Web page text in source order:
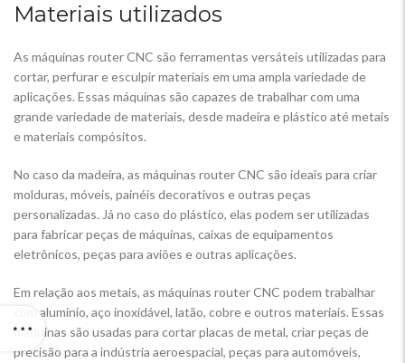
Materiais utilizados
As máquinas router CNC são ferramentas versáteis utilizadas para
cortar, perfurar e esculpir materiais em uma ampla variedade de
aplicações. Essas máquinas são capazes de trabalhar com uma
grande variedade de materiais, desde madeira e plástico até metais
e materiais compósitos.
No caso da madeira, as máquinas router CNC são ideais para criar
molduras, móveis, painéis decorativos e outras peças
personalizadas. Já no caso do plástico, elas podem ser utilizadas
para fabricar peças de máquinas, caixas de equipamentos
eletrônicos, peças para aviões e outras aplicações.
Em relação aos metais, as máquinas router CNC podem trabalhar
com alumínio, aço inoxidável, latão, cobre e outros materiais. Essas
máquinas são usadas para cortar placas de metal, criar peças de
precisão para a indústria aeroespacial, peças para automóveis,